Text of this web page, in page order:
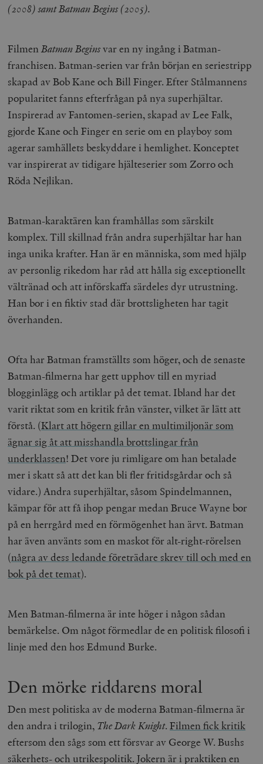
(2008) samt Batman Begins (2005).
FilmenBatman Beginsvar en ny ingång i Batman-
franchisen. Batman-serien var från början en seriestripp
skapad av Bob Kane och Bill Finger. Efter Stålmannens
popularitet fanns efterfrågan på nya superhjältar.
Inspirerad av Fantomen-serien, skapad av Lee Falk,
gjorde Kane och Finger en serie om en playboy som
agerar samhällets beskyddare i hemlighet. Konceptet
var inspirerat av tidigare hjälteserier som Zorro och
Röda Nejlikan.
Batman-karaktären kan framhållas som särskilt
komplex. Till skillnad från andra superhjältar har han
inga unika krafter. Han är en människa, som med hjälp
av personlig rikedom har råd att hålla sig exceptionellt
vältränad och att införskaffa särdeles dyr utrustning.
Han bor i en fiktiv stad där brottsligheten har tagit
överhanden.
Ofta har Batman framställts som höger, och de senaste
Batman-filmerna har gett upphov till en myriad
blogginlägg och artiklar på det temat. Ibland har det
varit riktat som en kritik från vänster, vilket är lätt att
förstå. (Klart att högern gillar en multimiljonär som
ägnar sig åt att misshandla brottslingar från
underklassen! Det vore ju rimligare om han betalade
mer i skatt så att det kan bli fler fritidsgårdar och så
vidare.) Andra superhjältar, såsom Spindelmannen,
kämpar för att få ihop pengar medan Bruce Wayne bor
på en herrgård med en förmögenhet han ärvt. Batman
har även använts som en maskot för alt-right-rörelsen
(några av dess ledande företrädare skrev till och med en
bok på det temat).
Men Batman-filmerna är inte höger i någon sådan
bemärkelse. Om något förmedlar de en politisk filosofi i
linje med den hos Edmund Burke.
Den mörke riddarens moral
Den mest politiska av de moderna Batman-filmerna är
den andra i trilogin, The Dark Knight.Filmen fick kritik
eftersom den sågs som ett försvar av George W. Bushs
säkerhets- och utrikespolitik. Jokern är i praktiken en